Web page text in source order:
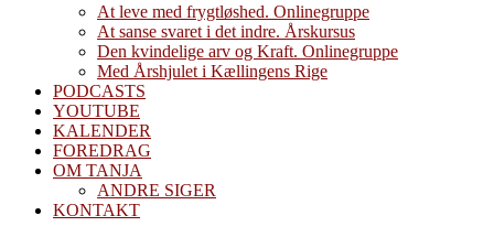
At leve med frygtløshed. Onlinegruppe
At sanse svaret i det indre. Årskursus
Den kvindelige arv og Kraft. Onlinegruppe
Med Årshjulet i Kællingens Rige
PODCASTS
YOUTUBE
KALENDER
FOREDRAG
OM TANJA
ANDRE SIGER
KONTAKT